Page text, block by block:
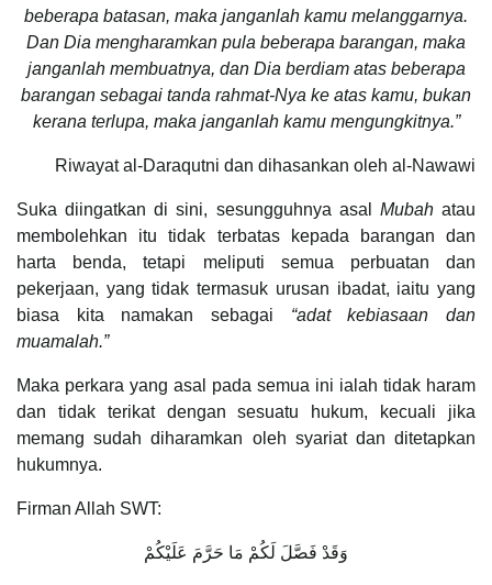
beberapa batasan, maka janganlah kamu melanggarnya.
Dan Dia mengharamkan pula beberapa barangan, maka
janganlah membuatnya, dan Dia berdiam atas beberapa
barangan sebagai tanda rahmat-Nya ke atas kamu, bukan
kerana terlupa, maka janganlah kamu mengungkitnya.”
Riwayat al-Daraqutni dan dihasankan oleh al-Nawawi
Suka diingatkan di sini, sesungguhnya asal Mubahatau
membolehkan itu tidak terbatas kepada barangan dan
harta benda, tetapi meliputi semua perbuatan dan
pekerjaan, yang tidak termasuk urusan ibadat, iaitu yang
biasa kita namakan sebagai “adat kebiasaan dan
muamalah.”
Maka perkara yang asal pada semua ini ialah tidak haram
dan tidak terikat dengan sesuatu hukum, kecuali jika
memang sudah diharamkan oleh syariat dan ditetapkan
hukumnya.
Firman Allah SWT:
وَقَدْ فَصَّلَ لَكُمْ مَا حَرَّمَ عَلَيْكُمْ